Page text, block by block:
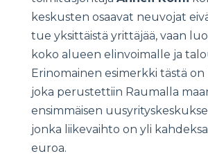
keskusten osaavat neuvojat
tue yksittäistä yrittäjää, vaan
koko alueen elinvoimalle ja
Erinomainen esimerkki tästä on
joka perustettiin Raumalla
ensimmäisen
jonka liikevaihto on yli
euroa.